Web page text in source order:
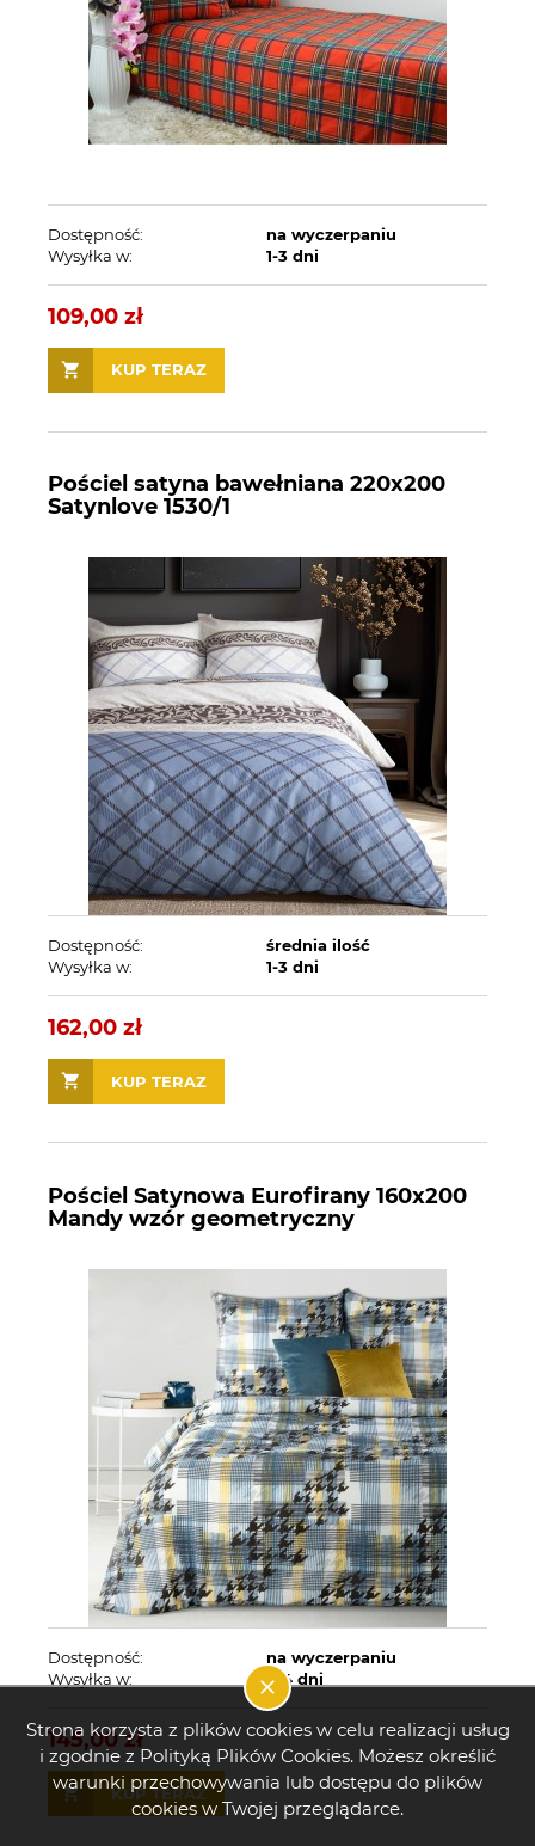
Strona korzysta z plików cookies w celu realizacji usług
i zgodnie z Polityką Plików Cookies. Możesz określić
warunki przechowywania lub dostępu do plików
cookies w Twojej przeglądarce.
Dostępność:
na wyczerpaniu
Wysyłka w:
1-3 dni
109,00 zł
KUP TERAZ
Pościel satyna bawełniana 220x200
Satynlove 1530/1
Dostępność:
średnia ilość
Wysyłka w:
1-3 dni
162,00 zł
KUP TERAZ
Pościel Satynowa Eurofirany 160x200
Mandy wzór geometryczny
Dostępność:
na wyczerpaniu
Wysyłka w:
2-4 dni
145,00 zł
KUP TERAZ